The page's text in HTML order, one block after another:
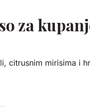
za
citrusnim mirisima i